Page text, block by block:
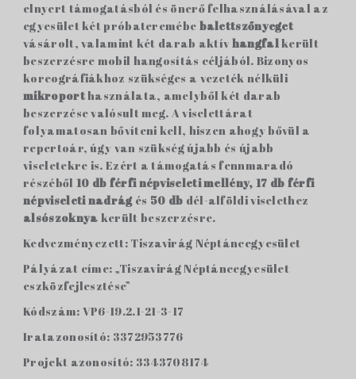
elnyert támogatásból és önerő felhasználásával az
egyesület két próbateremébe balettszőnyeget
vásárolt, valamint két darab aktív hangfalkerült
beszerzésre mobil hangosítás céljából. Bizonyos
koreográfiákhoz szükséges a vezeték nélküli
mikroporthasználata, amelyből két darab
beszerzése valósult meg. A viselettárat
folyamatosan bővíteni kell, hiszen ahogy bővül a
repertoár, úgy van szükség újabb és újabb
viseletekre is. Ezért a támogatás fennmaradó
részéből 10 db férfi népviseleti mellény, 17 db férfi
népviseleti nadrág és 50 db dél-alföldi viselethez
alsószoknya került beszerzésre.
Kedvezményezett: Tiszavirág Néptáncegyesület
Pályázat címe: „Tiszavirág Néptáncegyesület
eszközfejlesztése”
Kódszám: VP6-19.2.1-21-3-17
Iratazonosító: 3372953776
Projekt azonosító: 3343708174